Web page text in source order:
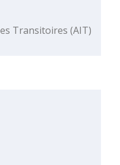
Transitoires (AIT)